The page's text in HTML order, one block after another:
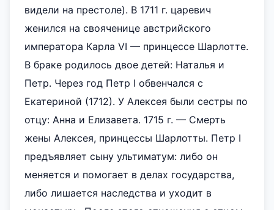
видели на престоле). В 1711 г. царевич
женился на свояченице австрийского
императора Карла VI — принцессе Шарлотте.
В браке родилось двое детей: Наталья и
Петр. Через год Петр I обвенчался с
Екатериной (1712). У Алексея были сестры по
отцу: Анна и Елизавета. 1715 г. — Смерть
жены Алексея, принцессы Шарлотты. Петр I
предъявляет сыну ультиматум: либо он
меняется и помогает в делах государства,
либо лишается наследства и уходит в